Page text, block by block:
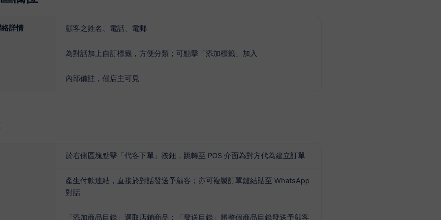
詳情 顧客之姓名、電話、電郵
為對話加上自訂標籤，方便分類；可點擊「添加標籤」加入
內部備註，僅店主可見
於右側區塊點擊「代客下單」按鈕，跳轉至 POS 介面為對方代為建立訂單
產生付款連結，直接於對話發送予顧客；亦可複製訂單鏈結貼至 WhatsApp
對話
「添加商品目錄」選取店鋪商品；「發送目錄」將整個商品目錄發送予顧客